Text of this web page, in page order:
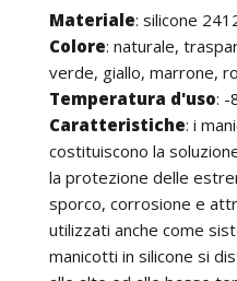
Materiale: silicone
Colore: naturale,
verde, giallo, marrone,
Temperatura d'uso: -
Caratteristiche: i
costituiscono la
la protezione delle
sporco, corrosione e
utilizzati anche come
manicotti in silicone si